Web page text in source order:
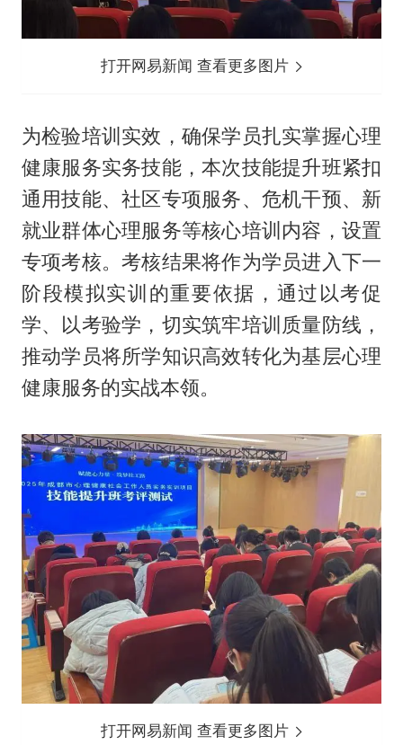
打开网易新闻 查看更多图片
为检验培训实效，确保学员扎实掌握心理
健康服务实务技能，本次技能提升班紧扣
通用技能、社区专项服务、危机干预、新
就业群体心理服务等核心培训内容，设置
专项考核。考核结果将作为学员进入下一
阶段模拟实训的重要依据，通过以考促
学、以考验学，切实筑牢培训质量防线，
推动学员将所学知识高效转化为基层心理
健康服务的实战本领。
打开网易新闻 查看更多图片